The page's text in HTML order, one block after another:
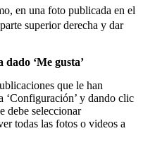
en una foto publicada en el
superior derecha y dar
dado ‘Me gusta’
que le han
‘Configuración’ y dando clic
debe seleccionar
todas las fotos o videos a